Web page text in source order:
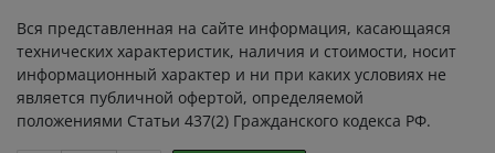
Вся представленная на сайте информация, касающаяся
технических характеристик, наличия и стоимости, носит
информационный характер и ни при каких условиях не
является публичной офертой, определяемой
положениями Статьи 437(2) Гражданского кодекса РФ.